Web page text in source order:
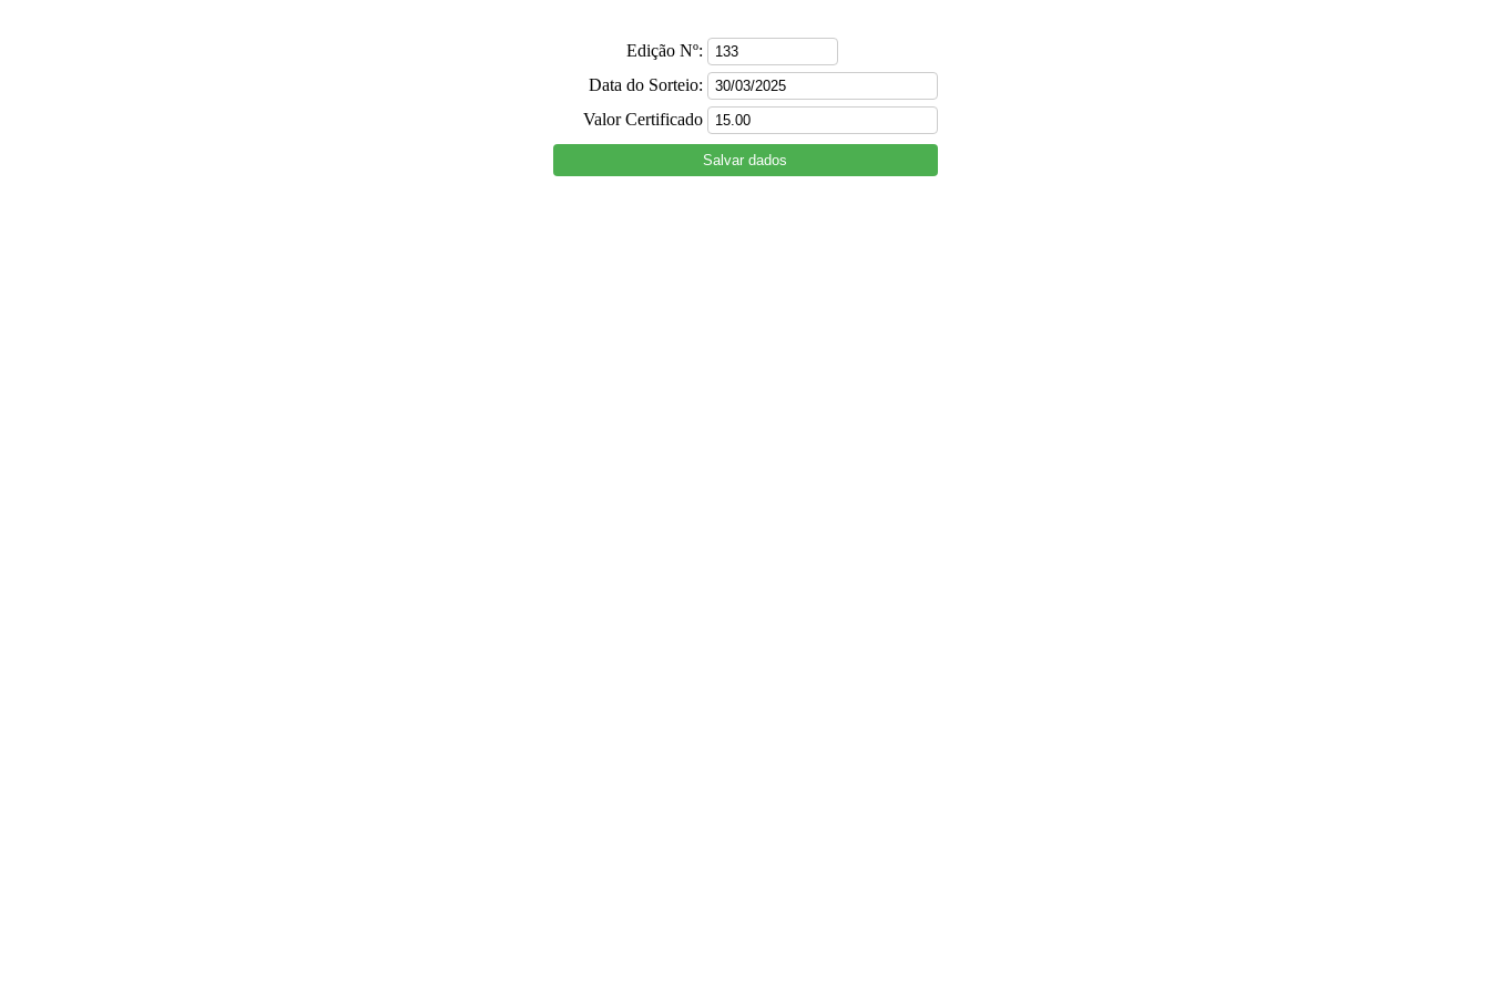
Edição Nº:
Data do Sorteio:
Valor Certificado